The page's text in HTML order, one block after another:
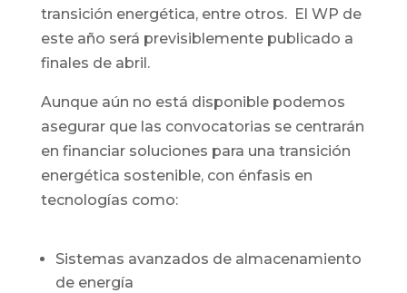
transición energética, entre otros. El WP de
este año será previsiblemente publicado a
finales de abril.
Aunque aún no está disponible podemos
asegurar que las convocatorias se centrarán
en financiar soluciones para una transición
energética sostenible, con énfasis en
tecnologías como:
Sistemas avanzados de almacenamiento
de energía